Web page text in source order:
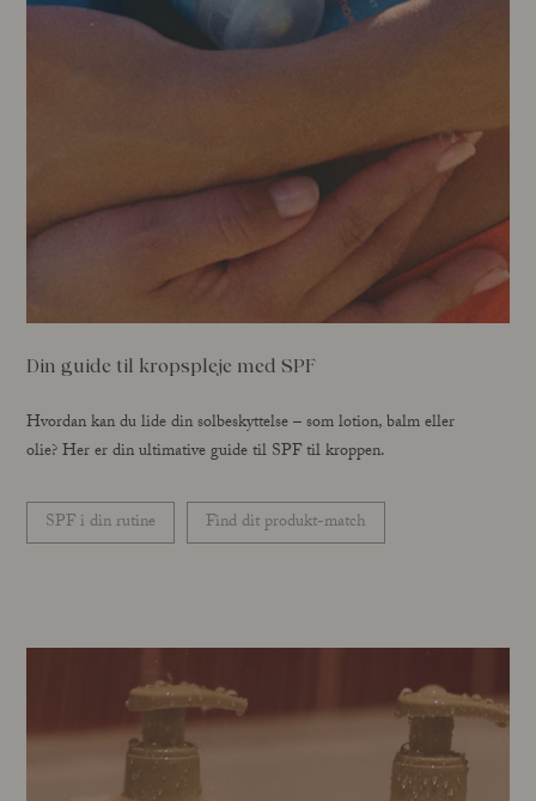
Din guide til kropspleje med SPF
Hvordan kan du lide din solbeskyttelse – som lotion, balm eller
olie? Her er din ultimative guide til SPF til kroppen.
SPF i din rutine Find dit produkt-match